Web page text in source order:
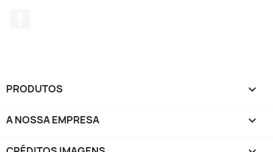
PRODUTOS 
A NOSSA EMPRESA 